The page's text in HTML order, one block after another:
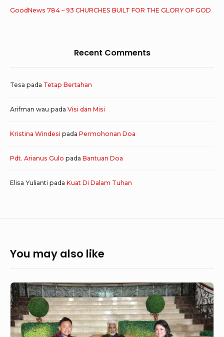
GoodNews 784 – 93 CHURCHES BUILT FOR THE GLORY OF GOD
Recent Comments
Tesa pada Tetap Bertahan
Arifman wau pada Visi dan Misi
Kristina Windesi pada Permohonan Doa
Pdt. Arianus Gulo pada Bantuan Doa
Elisa Yulianti pada Kuat Di Dalam Tuhan
You may also like
Goodnews
253
–
Back